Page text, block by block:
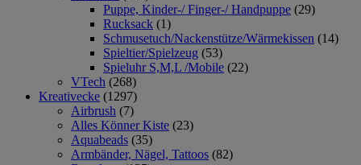
Puppe, Kinder-/ Finger-/ Handpuppe (29)
Rucksack (1)
Schmusetuch/Nackenstütze/Wärmekissen (14)
Spieltier/Spielzeug (53)
Spieluhr S,M,L /Mobile (22)
VTech (268)
Kreativecke (1297)
Airbrush (7)
Alles Könner Kiste (23)
Aquabeads (35)
Armbänder, Nägel, Tattoos (82)